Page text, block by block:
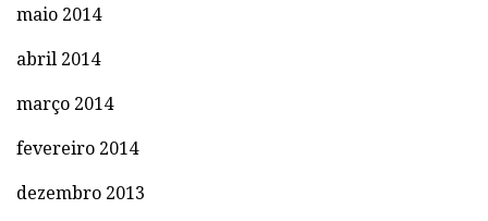
maio 2014
abril 2014
março 2014
fevereiro 2014
dezembro 2013